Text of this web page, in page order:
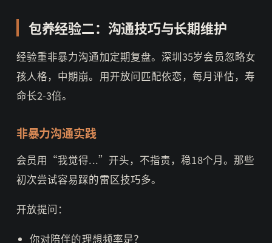
包养经验二：沟通技巧与长期维护
经验重非暴力沟通加定期复盘。深圳35岁会员忽略女
孩人格，中期崩。用开放问匹配依恋，每月评估，寿
命长2-3倍。
非暴力沟通实践
会员用“我觉得...”开头，不指责，稳18个月。那些
初次尝试容易踩的雷区技巧多。
开放提问：
你对陪伴的理想频率是？